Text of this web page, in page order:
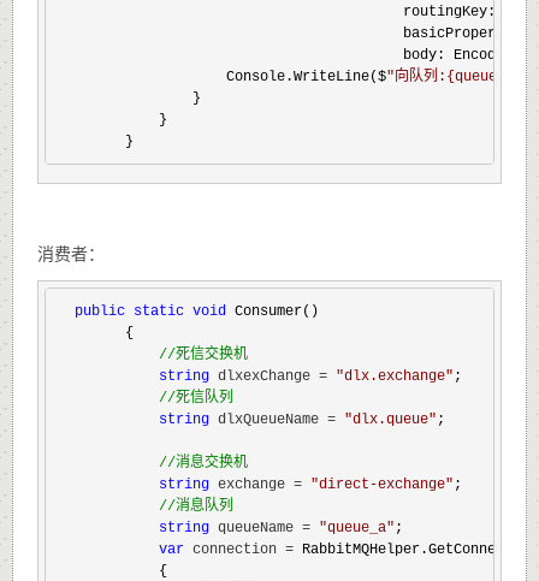
routingKey:
body:
                    Console.WriteLine($
" 向队列
                }
            }
        }
消费者：
public static void Consumer()
        {
//死信交换机
string dlxexChange = "dlx.exchange" ;
//死信队列
string dlxQueueName = "dlx.queue" ;
//消息交换机
string exchange = "direct-exchange" ;
//消息队列
string queueName = "queue_a" ;
var connection =
            {